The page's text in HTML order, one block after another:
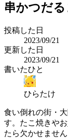
串かつだ
投稿した日
2023/09/21
更新した日
2023/09/21
書いたひと
ひらたけ
食い倒れの街・
す。たこ焼きや
たら欠かせませ